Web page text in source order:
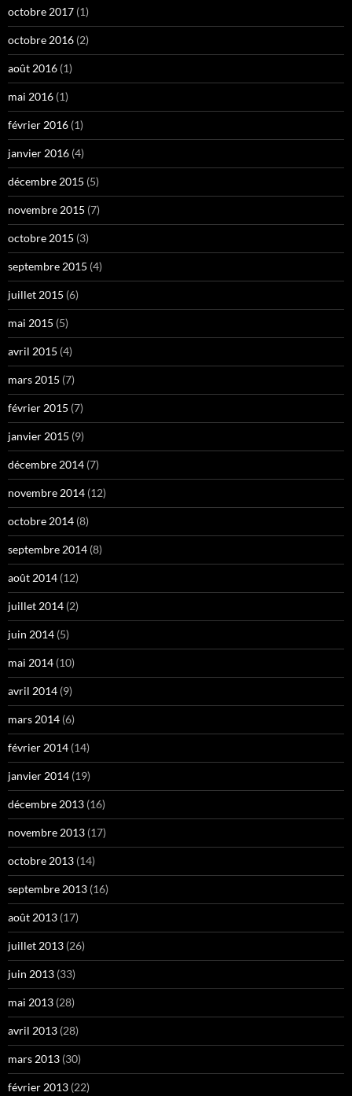
octobre 2017 (1)
octobre 2016 (2)
août 2016 (1)
mai 2016 (1)
février 2016 (1)
janvier 2016 (4)
décembre 2015 (5)
novembre 2015 (7)
octobre 2015 (3)
septembre 2015 (4)
juillet 2015 (6)
mai 2015 (5)
avril 2015 (4)
mars 2015 (7)
février 2015 (7)
janvier 2015 (9)
décembre 2014 (7)
novembre 2014 (12)
octobre 2014 (8)
septembre 2014 (8)
août 2014 (12)
juillet 2014 (2)
juin 2014 (5)
mai 2014 (10)
avril 2014 (9)
mars 2014 (6)
février 2014 (14)
janvier 2014 (19)
décembre 2013 (16)
novembre 2013 (17)
octobre 2013 (14)
septembre 2013 (16)
août 2013 (17)
juillet 2013 (26)
juin 2013 (33)
mai 2013 (28)
avril 2013 (28)
mars 2013 (30)
février 2013 (22)